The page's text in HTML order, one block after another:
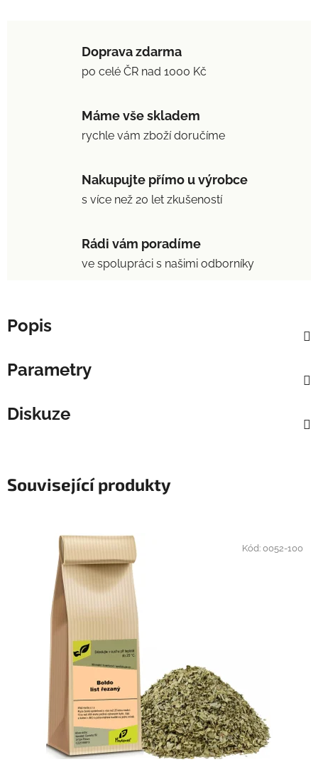
Doprava zdarma
po celé ČR nad 1000 Kč
Máme vše skladem
rychle vám zboží doručíme
Nakupujte přímo u výrobce
s více než 20 let zkušeností
Rádi vám poradíme
ve spolupráci s našimi odborníky
Popis
Parametry
Diskuze
Související produkty
Kód:0052-100